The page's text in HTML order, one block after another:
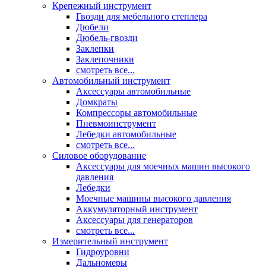
Крепежный инструмент
Гвозди для мебельного степлера
Дюбели
Дюбель-гвозди
Заклепки
Заклепочники
смотреть все...
Автомобильный инструмент
Аксессуары автомобильные
Домкраты
Компрессоры автомобильные
Пневмоинструмент
Лебедки автомобильные
смотреть все...
Силовое оборудование
Аксессуары для моечных машин высокого
давления
Лебедки
Моечные машины высокого давления
Аккумуляторный инструмент
Аксессуары для генераторов
смотреть все...
Измерительный инструмент
Гидроуровни
Дальномеры